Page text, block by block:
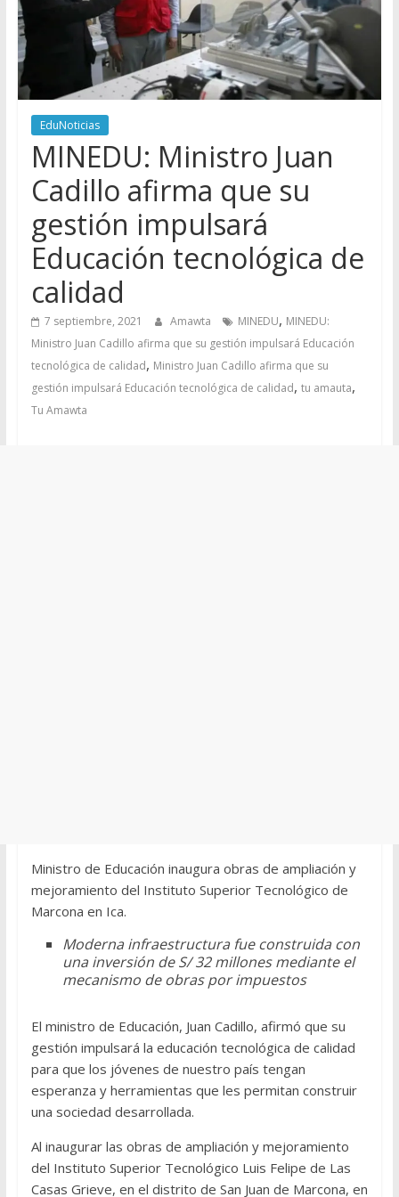
EduNoticias
MINEDU: Ministro Juan
Cadillo afirma que su
gestión impulsará
Educación tecnológica de
calidad
7 septiembre, 2021 Amawta MINEDU, MINEDU:
Ministro Juan Cadillo afirma que su gestión impulsará Educación
tecnológica de calidad, Ministro Juan Cadillo afirma que su
gestión impulsará Educación tecnológica de calidad, tu amauta,
Tu Amawta
Ministro de Educación inaugura obras de ampliación y
mejoramiento del Instituto Superior Tecnológico de
Marcona en Ica.
Moderna infraestructura fue construida con
una inversión de S/ 32 millones mediante el
mecanismo de obras por impuestos
El ministro de Educación, Juan Cadillo, afirmó que su
gestión impulsará la educación tecnológica de calidad
para que los jóvenes de nuestro país tengan
esperanza y herramientas que les permitan construir
una sociedad desarrollada.
Al inaugurar las obras de ampliación y mejoramiento
del Instituto Superior Tecnológico Luis Felipe de Las
Casas Grieve, en el distrito de San Juan de Marcona, en